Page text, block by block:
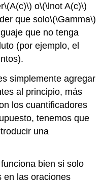
\(A(c)\) o\(\lnot A(c)\)
que solo\(\Gamma\)
que no tenga
(por ejemplo, el
simplemente agregar
al principio, más
los cuantificadores
tenemos que
una
bien si solo
en las oraciones